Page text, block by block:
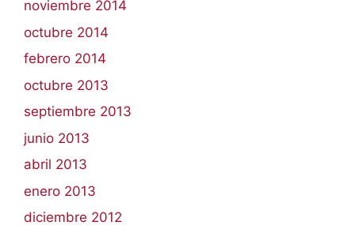
noviembre 2014
octubre 2014
febrero 2014
octubre 2013
septiembre 2013
junio 2013
abril 2013
enero 2013
diciembre 2012